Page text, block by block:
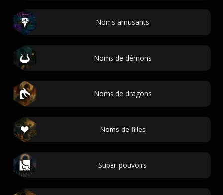
Noms amusants
Noms de démons
Noms de dragons
Noms de filles
Super-pouvoirs